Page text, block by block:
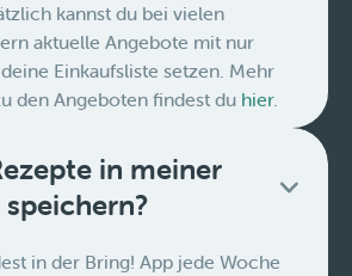
kannst du bei vielen
aktuelle Angebote mit nur
Einkaufsliste setzen. Mehr
den Angeboten findest du hier.
in meiner
in der Bring! App jede Woche